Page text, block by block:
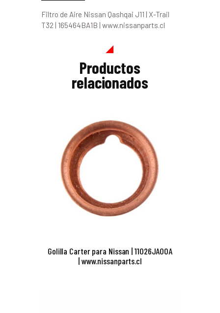
Filtro de Aire Nissan Qashqai J11 | X-Trail
T32 | 165464BA1B | www.nissanparts.cl
Productos
relacionados
Golilla Carter para Nissan | 11026JA00A
| www.nissanparts.cl